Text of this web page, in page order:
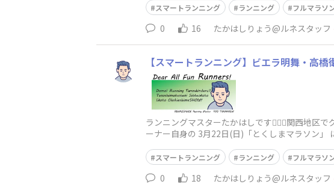
スマートランニング ランニング フルマラソ
0 16 たかはしりょう@ルネスタッフ
【スマートランニング】ビエラ明舞・高
ランニングマスターたかはしです🏃‍♂️✨関西地区
ーナー自身の 3月22日(日)「とくしまマラソン」
スマートランニング ランニング フルマラソ
0 18 たかはしりょう@ルネスタッフ